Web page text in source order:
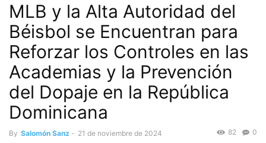
Superación Personal
MLB y la Alta Autoridad del
Béisbol se Encuentran para
Reforzar los Controles en las
Academias y la Prevención
del Dopaje en la República
Dominicana
By Salomón Sanz - 21 de noviembre de 2024 0
82